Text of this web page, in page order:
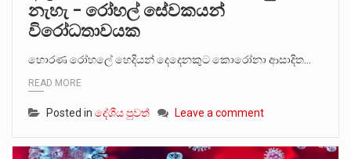
නැහැ – රෝහල් සේවකයන්
විරෝධතාවයක
හොරණ රෝහලේ හෙදියන් දෙදෙනකුට කොරෝනා ආසාදිත…
READ MORE
Posted in දේශීය පුවත් Leave a comment